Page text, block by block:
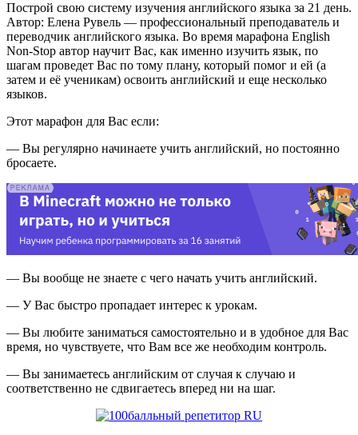
Построй свою систему изучения английского языка за 21 день.
Автор: Елена Рувель — профессиональный преподаватель и
переводчик английского языка. Во время марафона English
Non-Stop автор научит Вас, как именно изучить язык, по
шагам проведет Вас по тому плану, который помог и ей (а
затем и её ученикам) освоить английский и еще несколько
языков.
Этот марафон для Вас если:
— Вы регулярно начинаете учить английский, но постоянно
бросаете.
— Вы вообще не знаете с чего начать учить английский.
— У Вас быстро пропадает интерес к урокам.
— Вы любите заниматься самостоятельно и в удобное для Вас
время, но чувствуете, что Вам все же необходим контроль.
— Вы занимаетесь английским от случая к случаю и
соответственно не сдвигаетесь вперед ни на шаг.